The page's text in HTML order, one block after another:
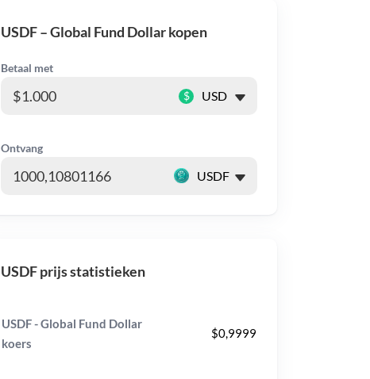
USDF – Global Fund Dollar kopen
Betaal met
$
Ontvang
USDF prijs statistieken
USDF - Global Fund Dollar
koers
$0,9999